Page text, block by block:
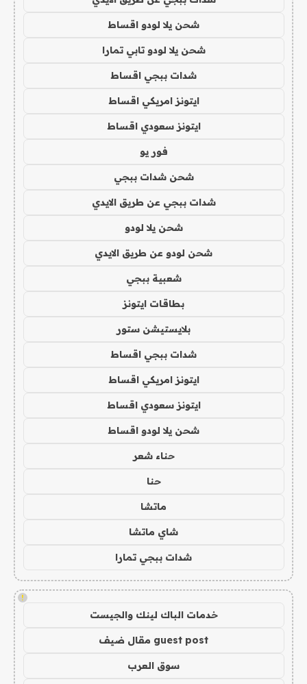
شحن يلا لودو اقساط
شحن يلا لودو تابي تمارا
شدات ببجي اقساط
ايتونز امريكي اقساط
ايتونز سعودي اقساط
فور يو
شحن شدات ببجي
شدات ببجي عن طريق الايدي
شحن يلا لودو
شحن لودو عن طريق الايدي
شعبية ببجي
بطاقات ايتونز
بلايستيشن ستور
شدات ببجي اقساط
ايتونز امريكي اقساط
ايتونز سعودي اقساط
شحن يلا لودو اقساط
حناء شعر
حنا
ماتشا
شاي ماتشا
شدات ببجي تمارا
!
خدمات الباك لينك والجيست
guest post مقال ضيف
سوق العرب